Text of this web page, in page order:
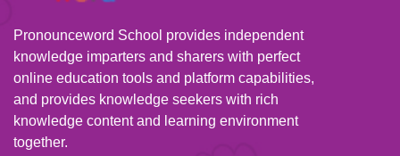
Pronounceword School provides independent
knowledge imparters and sharers with perfect
online education tools and platform capabilities,
and provides knowledge seekers with rich
knowledge content and learning environment
together.